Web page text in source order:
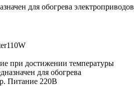
для обогрева электроприводов
при достижении температуры
для обогрева
Питание 220В